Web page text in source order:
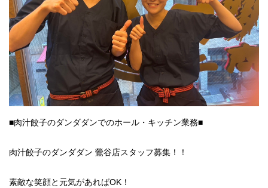
■肉汁餃子のダンダダンでのホール・キッチン業務■
肉汁餃子のダンダダン 鶯谷店スタッフ募集！！
素敵な笑顔と元気があればOK！